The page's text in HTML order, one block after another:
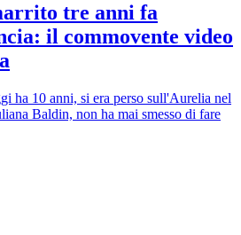
tre anni fa
il commovente video
ha 10 anni, si era perso sull'Aurelia nel
Baldin, non ha mai smesso di fare